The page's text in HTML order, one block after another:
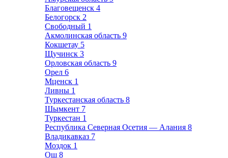
Благовещенск 4
Белогорск 2
Свободный 1
Акмолинская область 9
Кокшетау 5
Щучинск 3
Орловская область 9
Орел 6
Мценск 1
Ливны 1
Туркестанская область 8
Шымкент 7
Туркестан 1
Республика Северная Осетия — Алания 8
Владикавказ 7
Моздок 1
Ош 8